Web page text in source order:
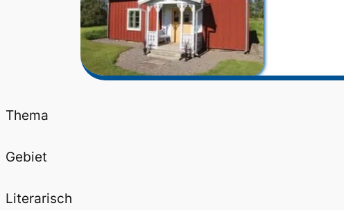
Thema
Gebiet
Literarisch